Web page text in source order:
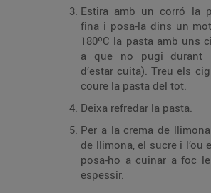
Estira amb un corró la
fina i posa-la dins un
180ºC la pasta amb uns
a que no pugi durant
d’estar cuita). Treu els
coure la pasta del tot.
Deixa refredar la pasta.
Per a la crema de
de llimona, el sucre i l’ou
posa-ho a cuinar a foc
espessir.